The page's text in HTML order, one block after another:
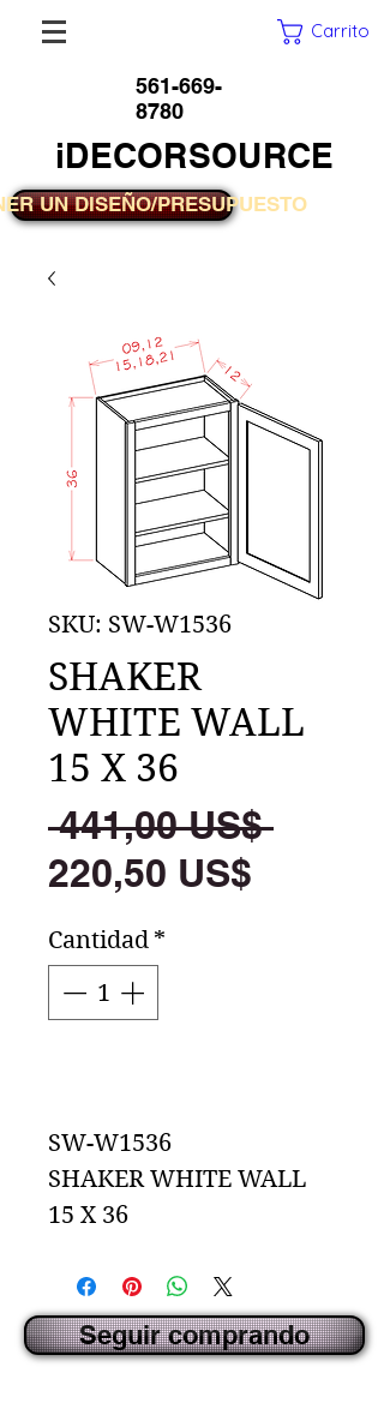
Carrito
561-669-
8780
iDECORSOURCE
UN DISEÑO/PRESUPUESTO
SKU: SW-W1536
SHAKER
WHITE WALL
15 X 36
441,00 US$ Precio
220,50 US$
Cantidad *
SW-W1536
SHAKER WHITE WALL
15 X 36
Seguir comprando